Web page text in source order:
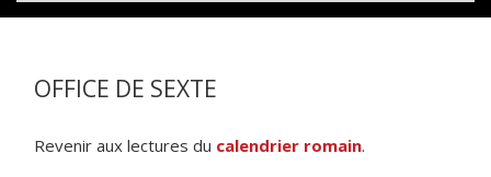
OFFICE DE SEXTE
Revenir aux lectures du calendrier romain.